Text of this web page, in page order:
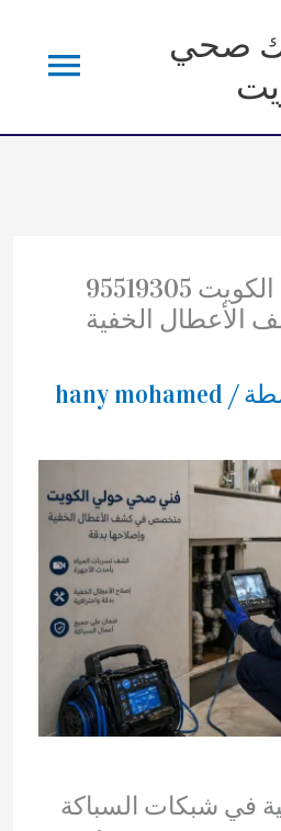
صحي
فني صحي حولي الكويت 95519305
الخفية
hany mohamed /
في شبكات السباكة